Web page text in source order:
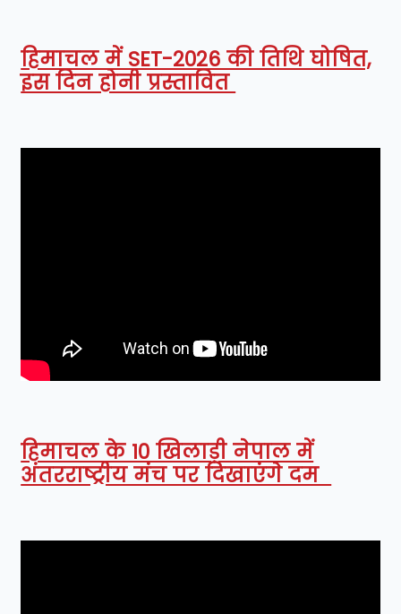
हिमाचल में SET-2026 की तिथि घोषित,
इस दिन होनी प्रस्तावित
हिमाचल के 10 खिलाड़ी नेपाल में
अंतरराष्ट्रीय मंच पर दिखाएंगे दम